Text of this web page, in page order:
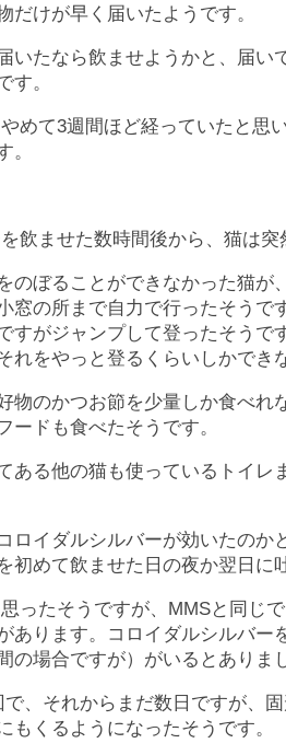
だけが早く届いたようです。
いたなら飲ませようかと、届い
す。
めて3週間ほど経っていたと思
。
飲ませた数時間後から、猫は突
のぼることができなかった猫が
窓の所まで自力で行ったそうで
すがジャンプして登ったそうで
れをやっと登るくらいしかでき
物のかつお節を少量しか食べれ
ードも食べたそうです。
ある他の猫も使っているトイレ
ロイダルシルバーが効いたのか
初めて飲ませた日の夜か翌日に
ったそうですが、MMSと同じ
あります。コロイダルシルバー
の場合ですが）がいるとありま
、それからまだ数日ですが、
もくるようになったそうです。